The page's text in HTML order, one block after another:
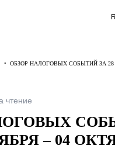
•ОБЗОР НАЛОГОВЫХ СОБЫТИЙ ЗА 28
чтение
– 04